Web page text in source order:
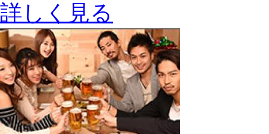
詳しく見る